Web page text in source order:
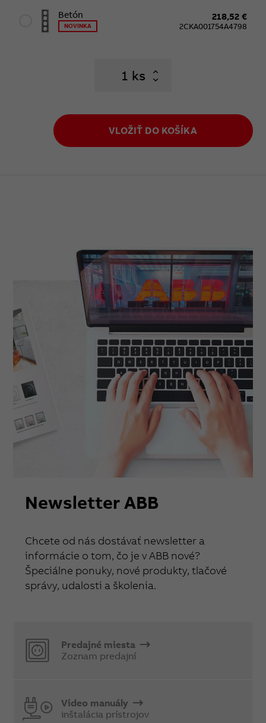
Betón
NOVINKA
218,52 €
2CKA001754A4798
ks
VLOŽIŤ DO KOŠÍKA
Newsletter ABB
Chcete od nás dostávať newsletter a
informácie o tom, čo je v ABB nové?
Špeciálne ponuky, nové produkty, tlačové
správy, udalosti a školenia.
Predajné miesta
Zoznam predajní
Video manuály
inštalácia prístrojov